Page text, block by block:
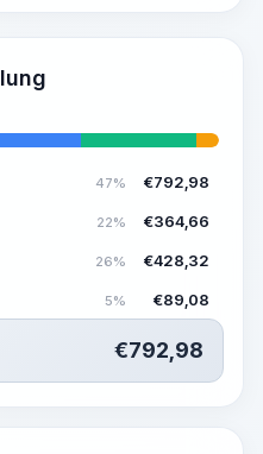
47% €792,98
22% €364,66
26% €428,32
5% €89,08
€792,98